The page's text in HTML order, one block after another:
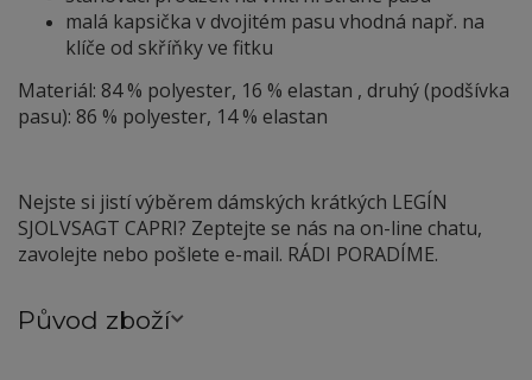
malá kapsička v dvojitém pasu vhodná např. na
klíče od skříňky ve fitku
Materiál: 84 % polyester, 16 % elastan , druhý (podšívka
pasu): 86 % polyester, 14 % elastan
Nejste si jistí výběrem dámských krátkých LEGÍN
SJOLVSAGT CAPRI? Zeptejte se nás na on-line chatu,
zavolejte nebo pošlete e-mail. RÁDI PORADÍME.
Původ zboží